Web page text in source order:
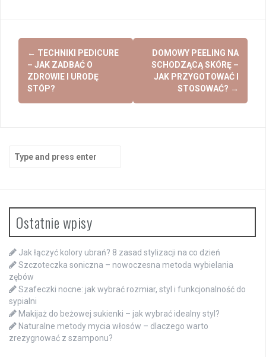
Post
navigation
← TECHNIKI PEDICURE
– JAK ZADBAĆ O
ZDROWIE I URODĘ
STÓP?
DOMOWY PEELING NA
SCHODZĄCĄ SKÓRĘ –
JAK PRZYGOTOWAĆ I
STOSOWAĆ? →
for:
Ostatnie wpisy
Jak łączyć kolory ubrań? 8 zasad stylizacji na co dzień
Szczoteczka soniczna – nowoczesna metoda wybielania
zębów
Szafeczki nocne: jak wybrać rozmiar, styl i funkcjonalność do
sypialni
Makijaż do beżowej sukienki – jak wybrać idealny styl?
Naturalne metody mycia włosów – dlaczego warto
zrezygnować z szamponu?